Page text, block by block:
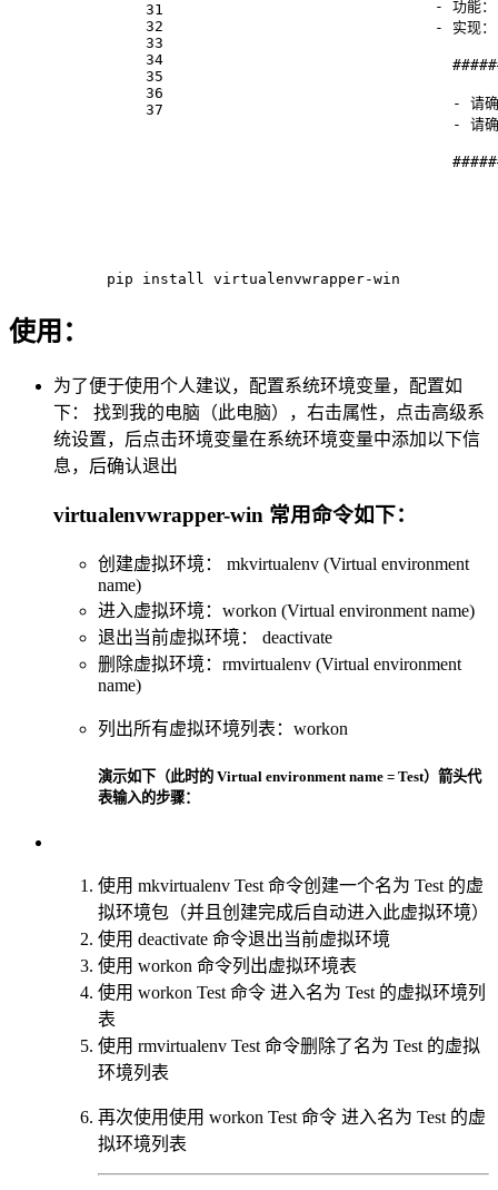
31
32
33
34
35
36
37
- 功能
- 实现
  -
请
  -
请
pip install virtualenvwrapper-win
使用：
为了便于使用个人建议，配置系统环境变量，配置如
下：​ 找到我的电脑（此电脑），右击属性，点击高级系
统设置，后点击环境变量在系统环境变量中添加以下信
息，后确认退出 ​
virtualenvwrapper-win 常用命令如下：
创建虚拟环境： mkvirtualenv (Virtual environment
name)
进入虚拟环境：workon (Virtual environment name)
退出当前虚拟环境： deactivate
删除虚拟环境：rmvirtualenv (Virtual environment
name)
列出所有虚拟环境列表：workon
演示如下（此时的 Virtual environment name = Test）箭头代
表输入的步骤：
使用 mkvirtualenv Test 命令创建一个名为 Test 的虚
拟环境包（并且创建完成后自动进入此虚拟环境）
使用 deactivate 命令退出当前虚拟环境
使用 workon 命令列出虚拟环境表
使用 workon Test 命令 进入名为 Test 的虚拟环境列
表
使用 rmvirtualenv Test 命令删除了名为 Test 的虚拟
环境列表
再次使用使用 workon Test 命令 进入名为 Test 的虚
拟环境列表